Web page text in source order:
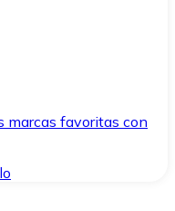
marcas favoritas con